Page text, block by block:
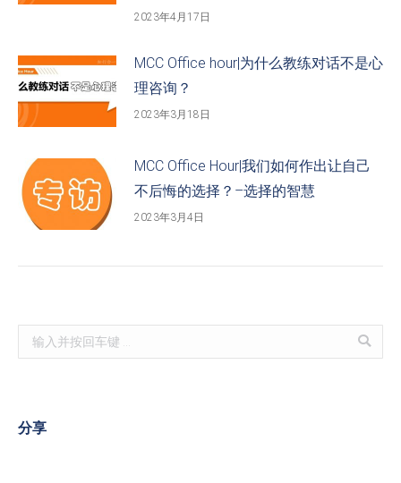
2023年4月17日
MCC Office hour|为什么教练对话不是心
理咨询？
2023年3月18日
MCC Office Hour|我们如何作出让自己
不后悔的选择？–选择的智慧
2023年3月4日
Search:
分享